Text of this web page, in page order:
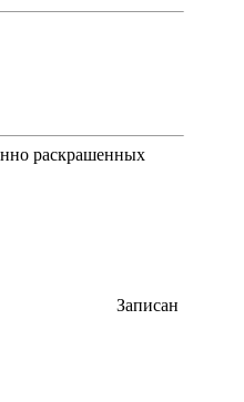
раскрашенных
Записан